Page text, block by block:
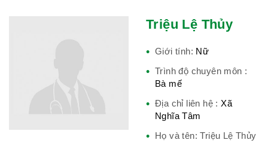
Triệu Lệ Thủy
Giới tính: Nữ
Trình độ chuyên môn :
Bà mế
Địa chỉ liên hệ :Xã
Nghĩa Tâm
Họ và tên: Triệu Lệ Thủy
Hiệp hội bệnh viện tư nhân Việt
Cục quản lý y dược cổ truyền -